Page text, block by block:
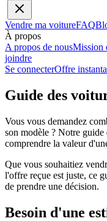
Vendre ma voitureFAQ
À propos
A propos de nousMission
joindre
Se connecterOffre
Guide des
Vous vous demandez
son modèle ? Notre
comprendre la valeur
Que vous souhaitiez
l'offre reçue est juste, ce
de prendre une décision.
Besoin d'une